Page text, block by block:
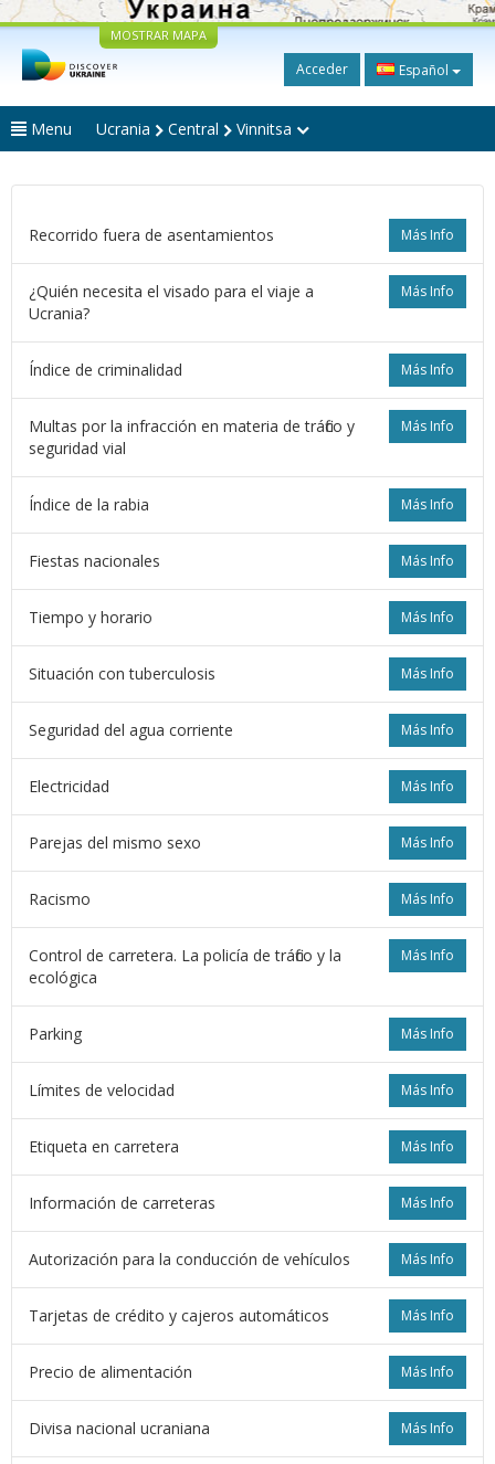
MOSTRAR MAPA
Acceder Español
Menu Ucrania Central Vinnitsa
Más Info
Recorrido fuera de asentamientos
Más Info
¿Quién necesita el visado para el viaje a
Ucrania?
Más Info
Índice de criminalidad
Más Info
Multas por la infracción en materia de tráfico y
seguridad vial
Más Info
Índice de la rabia
Más Info
Fiestas nacionales
Más Info
Tiempo y horario
Más Info
Situación con tuberculosis
Más Info
Seguridad del agua corriente
Más Info
Electricidad
Más Info
Parejas del mismo sexo
Más Info
Racismo
Más Info
Control de carretera. La policía de tráfico y la
ecológica
Más Info
Parking
Más Info
Límites de velocidad
Más Info
Etiqueta en carretera
Más Info
Información de carreteras
Más Info
Autorización para la conducción de vehículos
Más Info
Tarjetas de crédito y cajeros automáticos
Más Info
Precio de alimentación
Más Info
Divisa nacional ucraniana